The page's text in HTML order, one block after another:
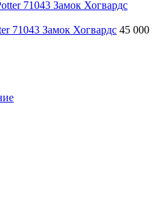
71043 Замок Хогвардс 45 000